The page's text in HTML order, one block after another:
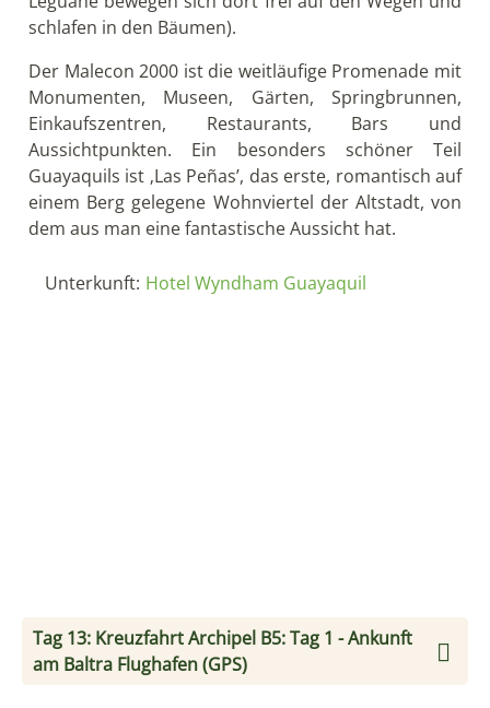
(US$ 20 pro Person) wird digital erstellt, nachdem
Sie ein Online-Formular ausgefüllt haben. Am
Flughafen wird diese digitale Karte kontrolliert und
es wird eine Gepäckkontrolle durchgeführt, bei der
sichergestellt wird, dass keine fremden Pflanzen-
und Tierarten eingeführt werden. Zudem wird bei
Einreise der Galapagos National Park Eintritt fällig
(US$ 200), sofern dieser noch nicht gezahlt wurde.
Ihr Guide erwartet Sie schon und begleitet Sie auf
PM – Fausto Llerena Zentrum (Santa Cruz)
AM – Cormorant Point (Floreana)